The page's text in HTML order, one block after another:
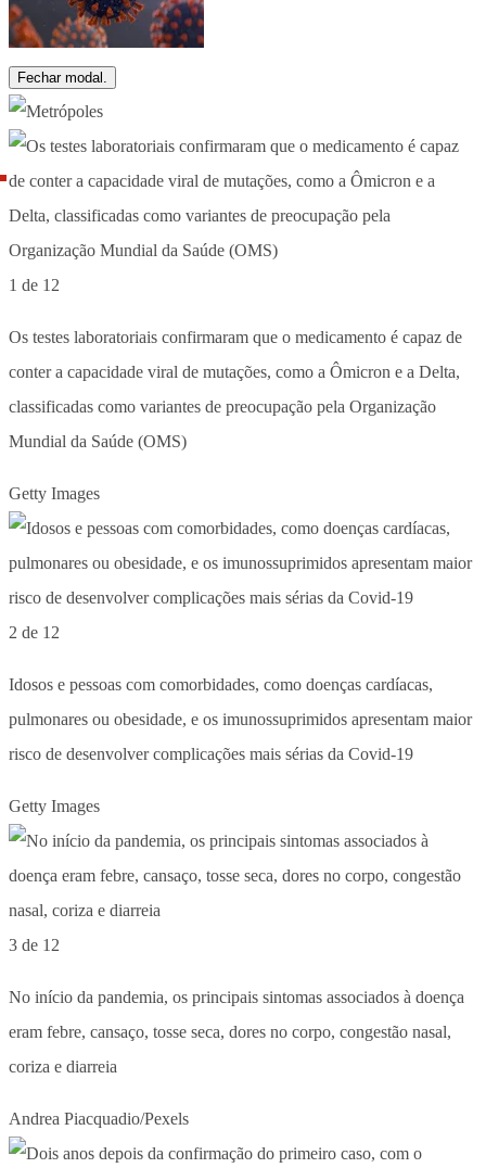
Fechar modal.
1 de 12
Os testes laboratoriais confirmaram que o medicamento é capaz de
conter a capacidade viral de mutações, como a Ômicron e a Delta,
classificadas como variantes de preocupação pela Organização
Mundial da Saúde (OMS)
Getty Images
2 de 12
Idosos e pessoas com comorbidades, como doenças cardíacas,
pulmonares ou obesidade, e os imunossuprimidos apresentam maior
risco de desenvolver complicações mais sérias da Covid-19
Getty Images
3 de 12
No início da pandemia, os principais sintomas associados à doença
eram febre, cansaço, tosse seca, dores no corpo, congestão nasal,
coriza e diarreia
Andrea Piacquadio/Pexels